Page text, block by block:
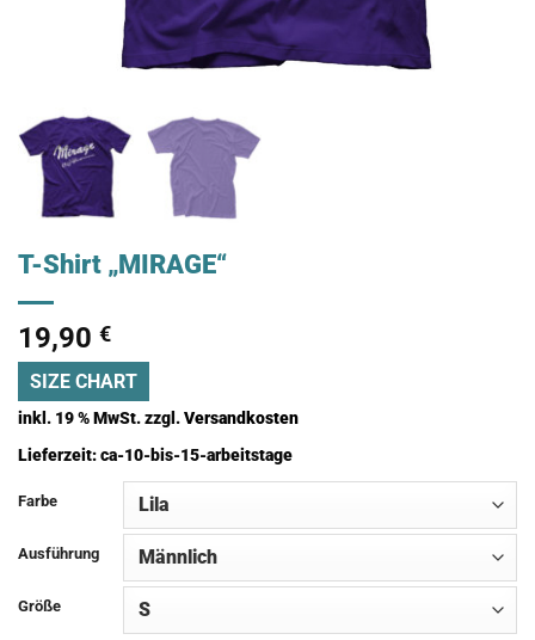
T-Shirt „MIRAGE“
19,90 €
SIZE CHART
inkl. 19 % MwSt.zzgl.Versandkosten
Lieferzeit:ca-10-bis-15-arbeitstage
Farbe
Ausführung
Größe